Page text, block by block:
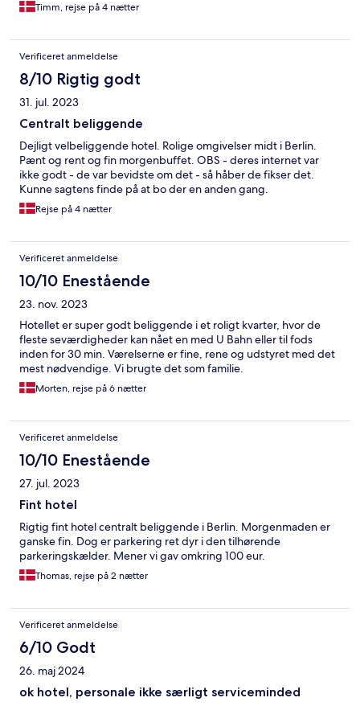
Timm, rejse på 4 nætter
Verificeret anmeldelse
8/10 Rigtig godt
31. jul. 2023
Centralt beliggende
Dejligt velbeliggende hotel. Rolige omgivelser midt i Berlin.
Pænt og rent og fin morgenbuffet. OBS - deres internet var
ikke godt - de var bevidste om det - så håber de fikser det.
Kunne sagtens finde på at bo der en anden gang.
Rejse på 4 nætter
Verificeret anmeldelse
10/10 Enestående
23. nov. 2023
Hotellet er super godt beliggende i et roligt kvarter, hvor de
fleste seværdigheder kan nået en med U Bahn eller til fods
inden for 30 min. Værelserne er fine, rene og udstyret med det
mest nødvendige. Vi brugte det som familie.
Morten, rejse på 6 nætter
Verificeret anmeldelse
10/10 Enestående
27. jul. 2023
Fint hotel
Rigtig fint hotel centralt beliggende i Berlin. Morgenmaden er
ganske fin. Dog er parkering ret dyr i den tilhørende
parkeringskælder. Mener vi gav omkring 100 eur.
Thomas, rejse på 2 nætter
Verificeret anmeldelse
6/10 Godt
26. maj 2024
ok hotel, personale ikke særligt serviceminded